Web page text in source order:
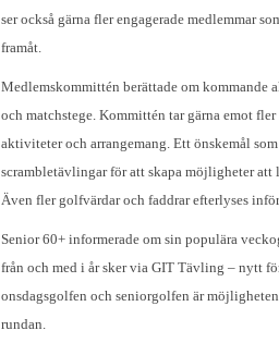
ser också gärna fler engagerade medlemmar
framåt.
Medlemskommittén berättade om kommande
och matchstege. Kommittén tar gärna emot
aktiviteter och arrangemang. Ett önskemål
scrambletävlingar för att skapa möjligheter att
Även fler golfvärdar och faddrar efterlyses
Senior 60+ informerade om sin populära
från och med i år sker via GIT Tävling – nytt
onsdagsgolfen och seniorgolfen är
rundan.